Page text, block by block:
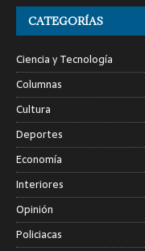
CATEGORÍAS
Ciencia y Tecnología
Columnas
Cultura
Deportes
Economía
Interiores
Opinión
Policiacas